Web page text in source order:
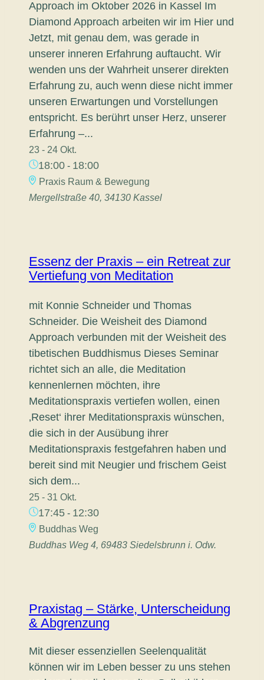
Approach im Oktober 2026 in Kassel Im
Diamond Approach arbeiten wir im Hier und
Jetzt, mit genau dem, was gerade in
unserer inneren Erfahrung auftaucht. Wir
wenden uns der Wahrheit unserer direkten
Erfahrung zu, auch wenn diese nicht immer
unseren Erwartungen und Vorstellungen
entspricht. Es berührt unser Herz, unserer
Erfahrung –...
23 - 24 Okt.
18:00 - 18:00
Praxis Raum & Bewegung
Mergellstraße 40, 34130 Kassel
Essenz der Praxis – ein Retreat zur
Vertiefung von Meditation
mit Konnie Schneider und Thomas
Schneider. Die Weisheit des Diamond
Approach verbunden mit der Weisheit des
tibetischen Buddhismus Dieses Seminar
richtet sich an alle, die Meditation
kennenlernen möchten, ihre
Meditationspraxis vertiefen wollen, einen
‚Reset‘ ihrer Meditationspraxis wünschen,
die sich in der Ausübung ihrer
Meditationspraxis festgefahren haben und
bereit sind mit Neugier und frischem Geist
sich dem...
25 - 31 Okt.
17:45 - 12:30
Buddhas Weg
Buddhas Weg 4, 69483 Siedelsbrunn i. Odw.
Praxistag – Stärke, Unterscheidung
& Abgrenzung
Mit dieser essenziellen Seelenqualität
können wir im Leben besser zu uns stehen